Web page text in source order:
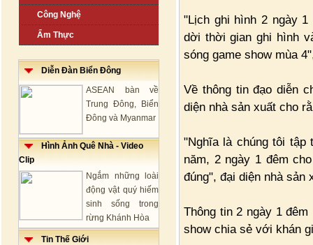
Công Nghệ
Ẩm Thực
Diễn Đàn Biển Đông
ASEAN bàn về
Trung Đông, Biển
Đông và Myanmar
Hình Ảnh Quê Nhà - Video
Clip
Ngắm những loài
động vật quý hiếm
sinh sống trong
rừng Khánh Hòa
Tin Thế Giới
"Lịch ghi hình 2 ngày
dời thời gian ghi hình
sóng game show mùa
Về thông tin đạo diễn
diện nhà sản xuất cho
"Nghĩa là chúng tôi tập
năm, 2 ngày 1 đêm
đúng", đại diện nhà sản
Thông tin 2 ngày 1
show chia sẻ với khán